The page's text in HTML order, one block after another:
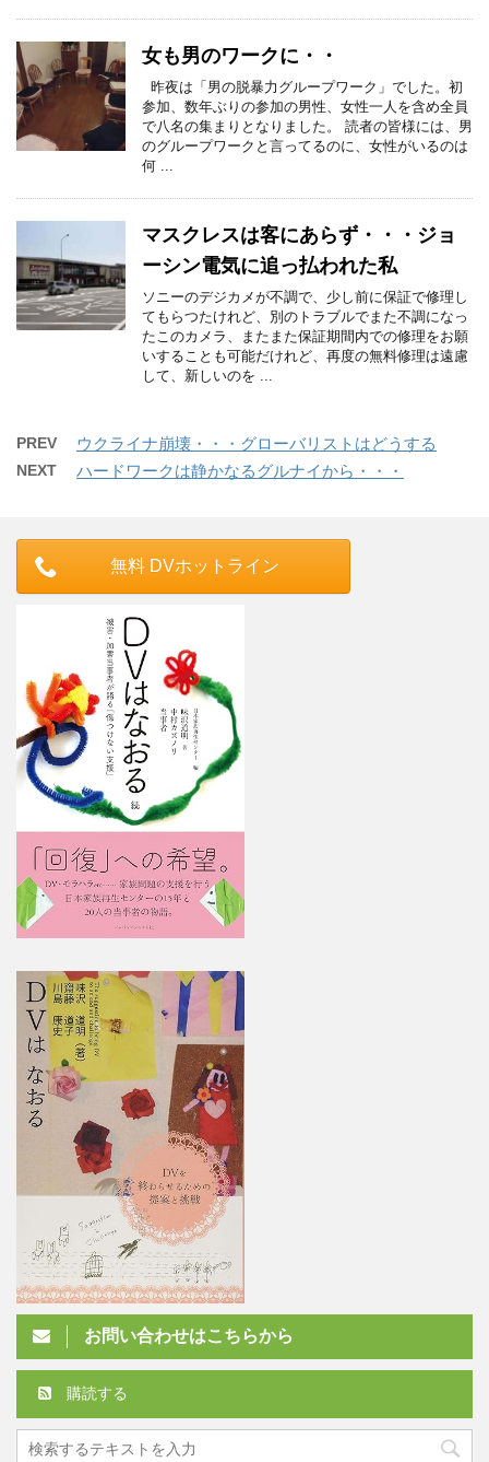
女も男のワークに・・
昨夜は「男の脱暴力グループワーク」でした。初
参加、数年ぶりの参加の男性、女性一人を含め全員
で八名の集まりとなりました。 読者の皆様には、男
のグループワークと言ってるのに、女性がいるのは
何 ...
マスクレスは客にあらず・・・ジョ
ーシン電気に追っ払われた私
ソニーのデジカメが不調で、少し前に保証で修理し
てもらつたけれど、別のトラブルでまた不調になっ
たこのカメラ、またまた保証期間内での修理をお願
いすることも可能だけれど、再度の無料修理は遠慮
して、新しいのを ...
PREV ウクライナ崩壊・・・グローバリストはどうする
NEXT ハードワークは静かなるグルナイから・・・
無料 DVホットライン
お問い合わせはこちらから
購読する